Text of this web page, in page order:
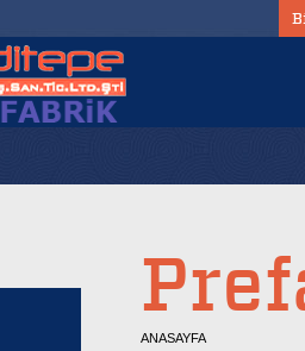
ANASAYFA